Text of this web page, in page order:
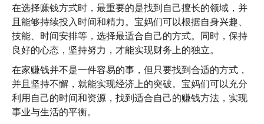
在选择赚钱方式时，最重要的是找到自己擅长的领域，并
且能够持续投入时间和精力。宝妈们可以根据自身兴趣、
技能、时间安排等，选择最适合自己的方式。同时，保持
良好的心态，坚持努力，才能实现财务上的独立。
在家赚钱并不是一件容易的事，但只要找到合适的方式，
并且坚持不懈，就能实现经济上的突破。宝妈们可以充分
利用自己的时间和资源，找到适合自己的赚钱方法，实现
事业与生活的平衡。